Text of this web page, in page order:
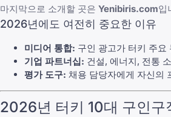
마지막으로 소개할 곳은 Yenibiris.com입
2026년에도 여전히 중요한 이유
미디어 통합: 구인 광고가 터키 주
기업 파트너십: 건설, 에너지, 전통
평가 도구: 채용 담당자에게 자신의
2026년 터키 10대 구인구